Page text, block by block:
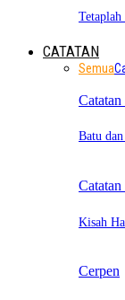
CATATAN
Semua
Batu
Kisah
Cerpen